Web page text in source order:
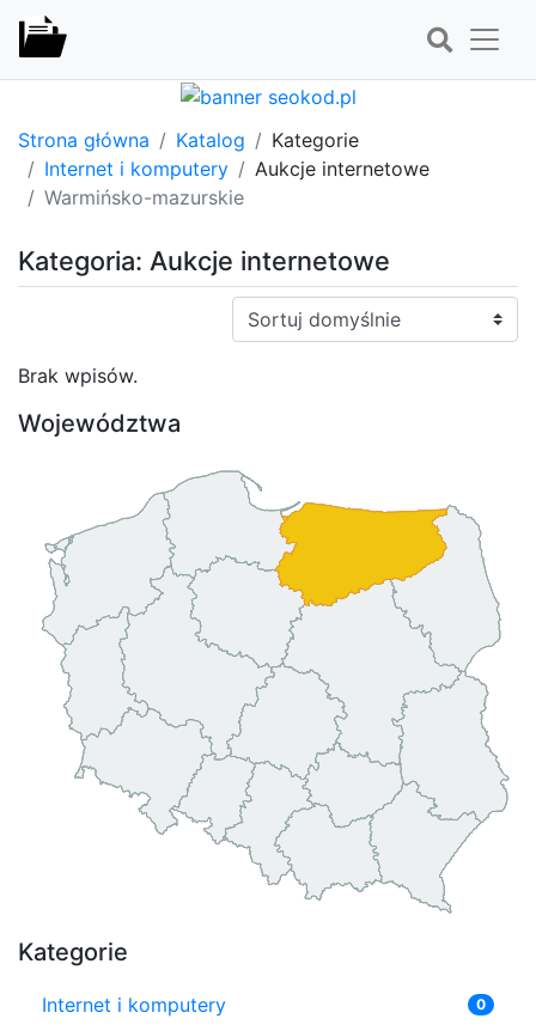
Strona główna Katalog
Kategorie
Internet i komputery
Aukcje internetowe
Warmińsko-mazurskie
Kategoria: Aukcje internetowe
Sortuj:
Brak wpisów.
Województwa
Kategorie
Internet i komputery 0